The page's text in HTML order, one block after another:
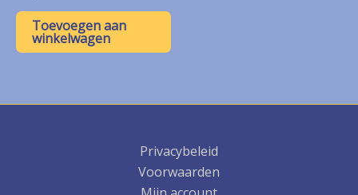
Toevoegen aan
winkelwagen
Privacybeleid
Voorwaarden